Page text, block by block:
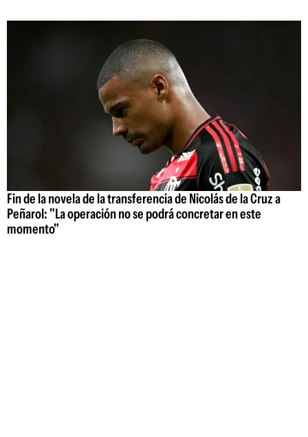
Fin de la novela de la transferencia de Nicolás de la Cruz a
Peñarol: "La operación no se podrá concretar en este
momento"